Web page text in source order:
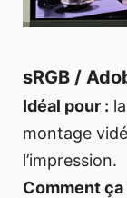
sRGB /
Idéal pour :
montage
l’impression.
Comment